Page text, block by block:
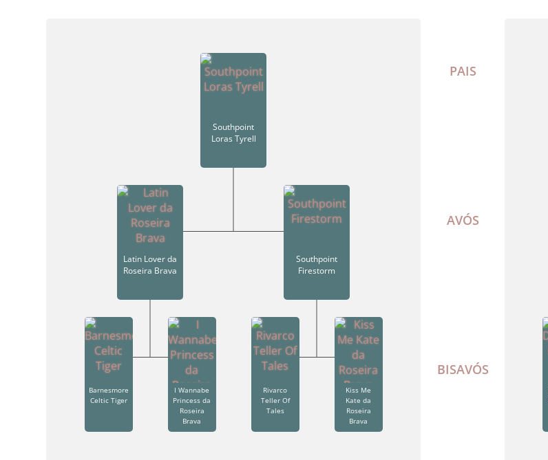
Southpoint
Loras Tyrell
Latin Lover da
Roseira Brava
Southpoint
Firestorm
Barnesmore
Celtic Tiger
I Wannabe
Princess da
Roseira
Brava
Rivarco
Teller Of
Tales
Kiss Me
Kate da
Roseira
Brava
PAIS
AVÓS
BISAVÓS